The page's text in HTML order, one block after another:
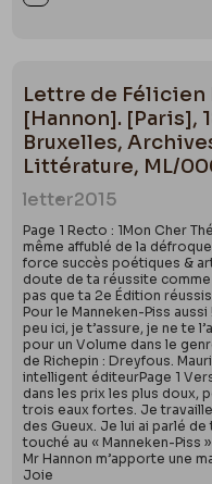
Lettre de Félicien
[Hannon]. [Paris],
Bruxelles,
Littérature, ML/
letter2015
Page 1 Recto : 1Mon Cher
même affublé de la
force succès poétiques &
doute de ta réussite
pas que ta 2e Édition
Pour le Manneken-Piss
peu ici, je t’assure, je ne te
pour un Volume dans le
de Richepin : Dreyfous.
intelligent éditeurPage 1
dans les prix les plus doux,
trois eaux fortes. Je
des Gueux. Je lui ai parlé de
touché au « Manneken-Piss
Mr Hannon m’apporte une
Joie